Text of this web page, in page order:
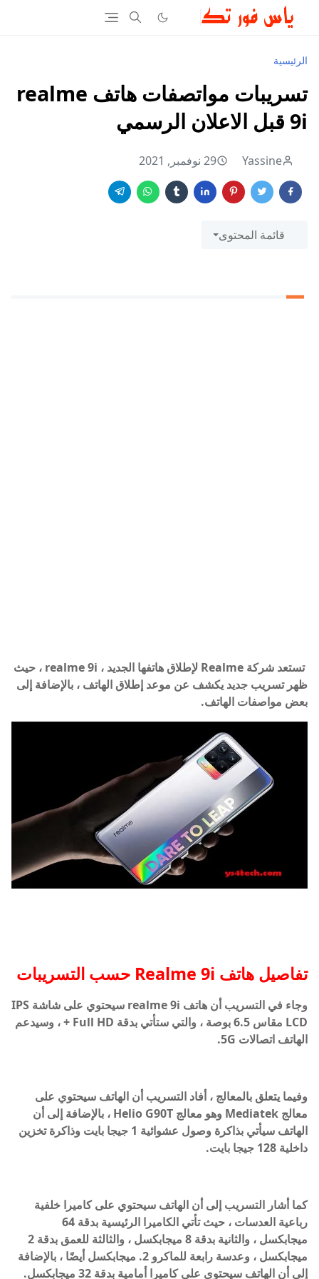
الرئيسية
تسريبات مواتصفات هاتف realme
9i قبل الاعلان الرسمي
Yassine 29 نوفمبر, 2021
قائمة المحتوى
تستعد شركة Realme لإطلاق هاتفها الجديد ، realme 9i ، حيث
ظهر تسريب جديد يكشف عن موعد إطلاق الهاتف ، بالإضافة إلى
بعض مواصفات الهاتف.
تفاصيل هاتف Realme 9i حسب التسريبات
وجاء في التسريب أن هاتف realme 9i سيحتوي على شاشة IPS
LCD مقاس 6.5 بوصة ، والتي ستأتي بدقة Full HD + ، وسيدعم
الهاتف اتصالات 5G.
وفيما يتعلق بالمعالج ، أفاد التسريب أن الهاتف سيحتوي على
معالج Mediatek وهو معالج Helio G90T ، بالإضافة إلى أن
الهاتف سيأتي بذاكرة وصول عشوائية 1 جيجا بايت وذاكرة تخزين
داخلية 128 جيجا بايت.
كما أشار التسريب إلى أن الهاتف سيحتوي على كاميرا خلفية
رباعية العدسات ، حيث تأتي الكاميرا الرئيسية بدقة 64
ميجابكسل ، والثانية بدقة 8 ميجابكسل ، والثالثة للعمق بدقة 2
ميجابكسل ، وعدسة رابعة للماكرو 2. ميجابكسل أيضًا ، بالإضافة
إلى أن الهاتف سيحتوي على كاميرا أمامية بدقة 32 ميجابكسل.